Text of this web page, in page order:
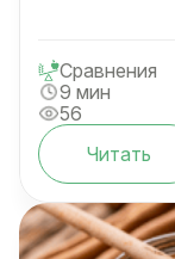
Сравнения
9 мин
56
Читать